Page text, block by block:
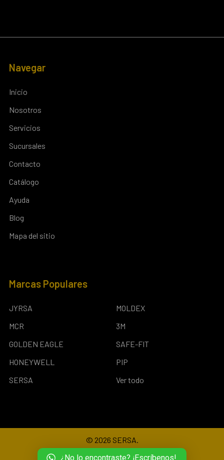
¿No lo encontraste? ¡Escríbenos!
Navegar
Inicio
Nosotros
Servicios
Sucursales
Contacto
Catálogo
Ayuda
Blog
Mapa del sitio
Marcas Populares
JYRSA
MCR
GOLDEN EAGLE
HONEYWELL
SERSA
MOLDEX
3M
SAFE-FIT
PIP
Ver todo
© 2026 SERSA.